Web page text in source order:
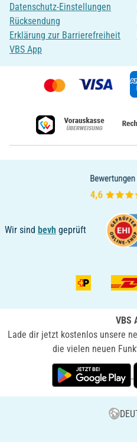
Datenschutz-Einstellungen
Rücksendung
Erklärung zur Barrierefreiheit
VBS App
Wir sind bevh geprüft
VBS
Lade dir jetzt kostenlos unsere
die vielen neuen